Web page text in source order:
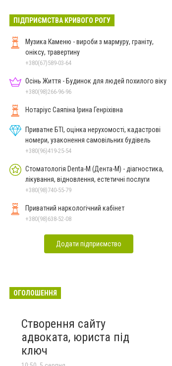
ПІДПРИЄМСТВА КРИВОГО РОГУ
Музика Каменю - вироби з мармуру, граніту,
оніксу, травертину
+380(67)589-03-64
Осінь Життя - Будинок для людей похилого віку
+380(98)266-96-96
Нотаріус Саяпіна Ірина Генріхівна
Приватне БТІ, оцінка нерухомості, кадастрові
номери, узаконення самовільних будівель
+380(96)419-25-54
Стоматологія Denta-M (Дента-М) - діагностика,
лікування, відновлення, естетичні послуги
+380(98)740-55-79
Приватний наркологічний кабінет
+380(98)638-52-08
Додати підприємство
ОГОЛОШЕННЯ
Створення сайту
адвоката, юриста під
ключ